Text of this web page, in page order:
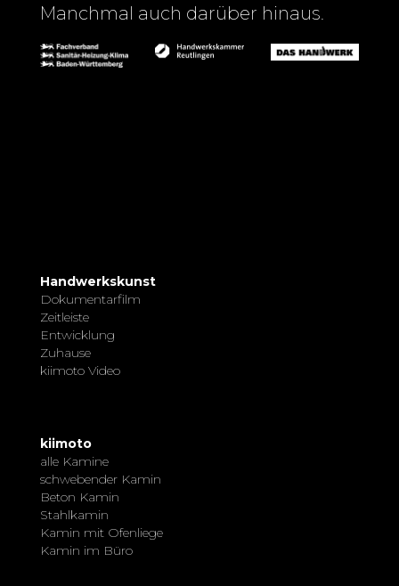
Manchmal auch darüber hinaus.
Handwerkskunst
Dokumentarfilm
Zeitleiste
Entwicklung
Zuhause
kiimoto Video
kiimoto
alle Kamine
schwebender Kamin
Beton Kamin
Stahlkamin
Kamin mit Ofenliege
Kamin im Büro